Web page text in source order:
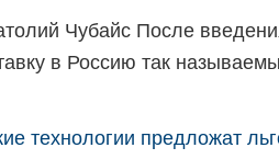
Чубайс После
в Россию так
технологии предложат